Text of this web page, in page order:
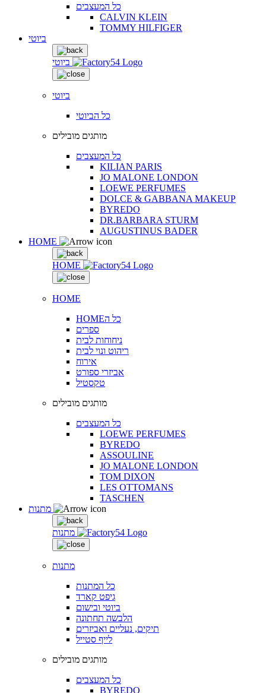
כל המעצבים
CALVIN KLEIN
TOMMY HILFIGER
ביוטי
ביוטי
ביוטי
כל הביוטי
מותגים מובילים
כל המעצבים
KILIAN PARIS
JO MALONE LONDON
LOEWE PERFUMES
DOLCE & GABBANA MAKEUP
BYREDO
DR.BARBARA STURM
AUGUSTINUS BADER
HOME
HOME
HOME
HOMEכל ה
ספרים
ניחוחות לבית
ריהוט ונוי לבית
אירוח
אביזרי ספורט
טקסטיל
מותגים מובילים
כל המעצבים
LOEWE PERFUMES
BYREDO
ASSOULINE
JO MALONE LONDON
TOM DIXON
LES OTTOMANS
TASCHEN
מתנות
מתנות
כל המתנות
גיפט קארד
ביוטי ובישום
הלבשה תחתונה
תיקים, נעליים ואביזרים
לייף סטייל
מותגים מובילים
כל המעצבים
BYREDO